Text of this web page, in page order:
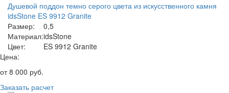
Душевой поддон темно серого цвета из искусственного камня
idsStone ES 9912 Granite
Размер:
0,5
Материал:idsStone
Цвет:
ES 9912 Granite
Цена:
от8 000 руб.
Заказать расчет